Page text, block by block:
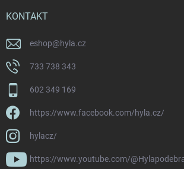
KONTAKT
eshop@hyla.cz
733 738 343
602 349 169
https://www.facebook.com/hyla.cz/
hylacz/
https://www.youtube.com/